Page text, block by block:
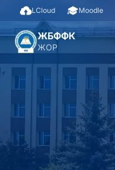
LCloud Moodle
ЖБФФК
ЖОР